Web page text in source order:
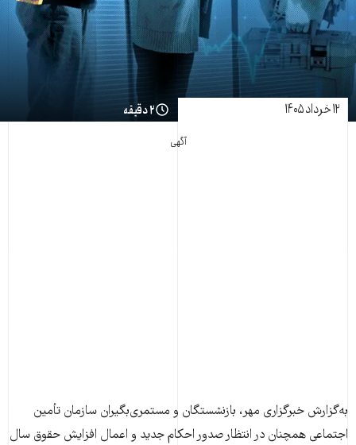
۱۲ خرداد ۱۴۰۵ ۲ دقیقه
آگهی
به‌گزارش خبرگزاری مهر، بازنشستگان و مستمری‌بگیران سازمان تأمین
اجتماعی همچنان در انتظار صدور احکام جدید و اعمال افزایش حقوق سال